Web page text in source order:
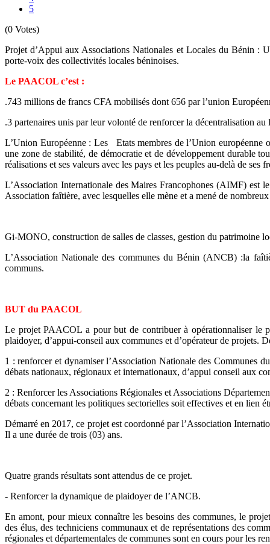
5
(0 Votes)
Projet d’Appui aux Associations Nationales et Locales du Bénin :
porte-voix des collectivités locales béninoises.
Le PAACOL c’est :
.743 millions de francs CFA mobilisés dont 656 par l’union
.3 partenaires unis par leur volonté de renforcer la décentralisation au
L’Union Européenne : Les Etats membres de l’Union européenne
une zone de stabilité, de démocratie et de développement durable
réalisations et ses valeurs avec les pays et les peuples au-delà de
L’Association Internationale des Maires Francophones (AIMF) est
Association faîtière, avec lesquelles elle mène et a mené de
Gi-MONO, construction de salles de classes, gestion du patrimoine
L’Association Nationale des communes du Bénin (ANCB) :la
communs.
BUT du PAACOL
Le projet PAACOL a pour but de contribuer à opérationnaliser le
plaidoyer, d’appui-conseil aux communes et d’opérateur de projets.
1 : renforcer et dynamiser l’Association Nationale des Communes
débats nationaux, régionaux et internationaux, d’appui conseil aux
2 : Renforcer les Associations Régionales et Associations
débats concernant les politiques sectorielles soit effectives et en lien
Démarré en 2017, ce projet est coordonné par l’Association
Il a une durée de trois (03) ans.
Quatre grands résultats sont attendus de ce projet.
- Renforcer la dynamique de plaidoyer de l’ANCB.
En amont, pour mieux connaître les besoins des communes, le
des élus, des techniciens communaux et de représentations des
régionales et départementales de communes sont en cours pour les